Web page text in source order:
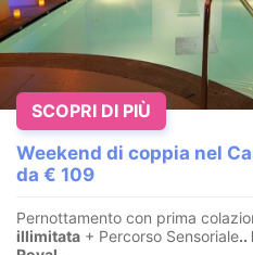
Fuga Romantica per il
Umbria
Città di Castello - Perugia -
Soggiorno in mezza pensione
Massaggio di Coppia
Weekend di coppia nel
da € 109
Pernottamento con prima
illimitata + Percorso Sensoriale..
SCOPRI DI PIÙ